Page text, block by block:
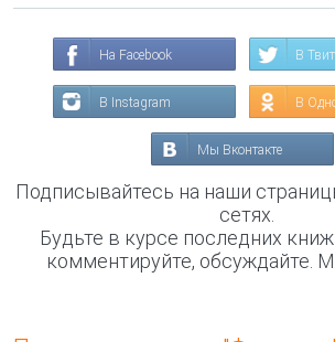
На Facebook В
В Instagram В
Мы Вконтакте
Подписывайтесь на наши
сетях.
Будьте в курсе последних
комментируйте, обсуждайте.